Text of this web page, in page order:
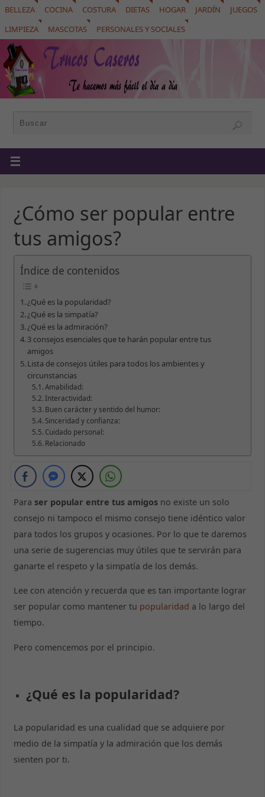
BELLEZA COCINA COSTURA DIETAS HOGAR JARDÍN
JUEGOS
LIMPIEZA
MASCOTAS PERSONALES Y SOCIALES
¿Cómo ser popular entre
tus amigos?
Índice de contenidos
¿Qué es la popularidad?
¿Qué es la simpatía?
¿Qué es la admiración?
3 consejos esenciales que te harán popular entre tus
amigos
Lista de consejos útiles para todos los ambientes y
circunstancias
Amabilidad:
Interactividad:
Buen carácter y sentido del humor:
Sinceridad y confianza:
Cuidado personal:
Relacionado
Para ser popular entre tus amigosno existe un solo
consejo ni tampoco el mismo consejo tiene idéntico valor
para todos los grupos y ocasiones. Por lo que te daremos
una serie de sugerencias muy útiles que te servirán para
ganarte el respeto y la simpatía de los demás.
Lee con atención y recuerda que es tan importante lograr
ser popular como mantener tu popularidad a lo largo del
tiempo.
Pero comencemos por el principio.
¿Qué es la popularidad?
La popularidad es una cualidad que se adquiere por
medio de la simpatía y la admiración que los demás
sienten por ti.